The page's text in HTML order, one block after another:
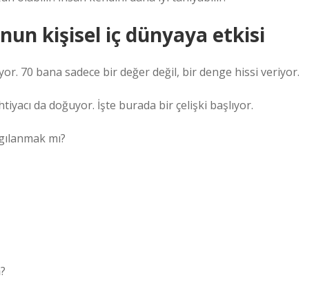
kişisel iç dünyaya etkisi
70 bana sadece bir değer değil, bir denge hissi veriyor.
da doğuyor. İşte burada bir çelişki başlıyor.
mı?